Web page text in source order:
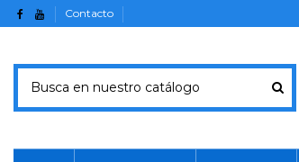
Contacto